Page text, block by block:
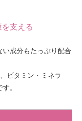
支える
成分もたっぷり配合
ビタミン・ミネラ
。